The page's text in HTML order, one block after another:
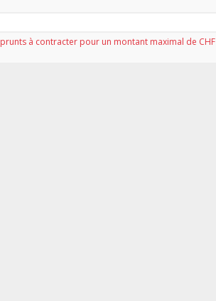
à contracter pour un montant maximal de CHF